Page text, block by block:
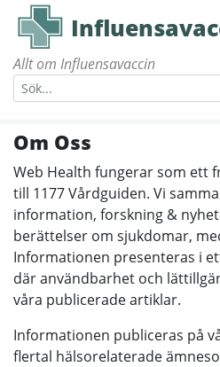
Allt om Influensavaccin
Om Oss
Web Health fungerar som ett
till 1177 Vårdguiden. Vi
information, forskning &
berättelser om sjukdomar,
Informationen presenteras i
där användbarhet och
våra publicerade artiklar.
Informationen publiceras på
flertal hälsorelaterade